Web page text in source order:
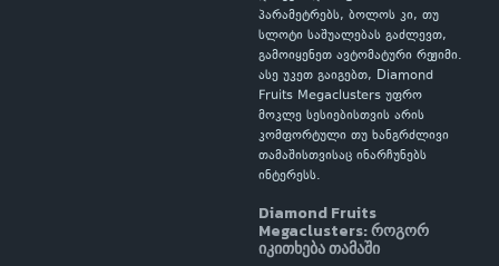
პარამეტრებს, ბოლოს კი, თუ
სლოტი საშუალებას გაძლევთ,
გამოიყენეთ ავტომატური რეჟიმი.
ასე უკეთ გაიგებთ, Diamond
Fruits Megaclusters უფრო
მოკლე სესიებისთვის არის
კომფორტული თუ ხანგრძლივი
თამაშისთვისაც ინარჩუნებს
ინტერესს.
Diamond Fruits
Megaclusters: როგორ
იკითხება თამაში